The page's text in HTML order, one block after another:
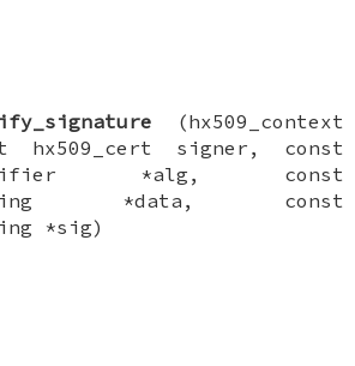
(hx509_context
hx509_cert signer, const
*alg, const
*data, const
*sig)